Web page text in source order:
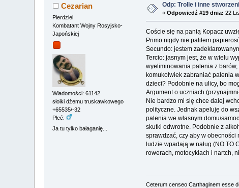
Cezarian
Pierdziel
Kombatant Wojny Rosyjsko-
Japońskiej
Wiadomości: 61142
słoiki dżemu truskawkowego
+65535/-32
Płeć:
Ja tu tylko bałaganię...
Odp: Trolle i inne
«Odpowiedź #19 dnia: 22
Coście się na panią Kopacz
Primo nigdy nie paliłem
Secundo: jestem
Tercio: jasnym jest, że w wielu
wyeliminowania palenia z
komukolwiek zabraniać palenia
dzieci? Podobnie na ulicy, bo
Argument o uczniach
Nie bardzo mi się chce dalej
polityczne. Jednak apeluję do
palenia we własnym domu/
skutki odwrotne. Podobnie z
sprawdzać, czy aby w obecności
ludzie wpadają w naług (NO
rowerach, motocyklach i nartch,
Ceterum censeo Carthaginem esse